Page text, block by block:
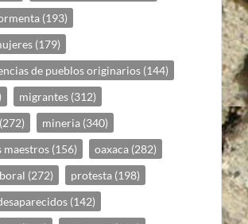
(193)
(179)
de pueblos originarios (144)
migrantes (312)
(272) mineria (340)
maestros (156) oaxaca (282)
(272) protesta (198)
(142)